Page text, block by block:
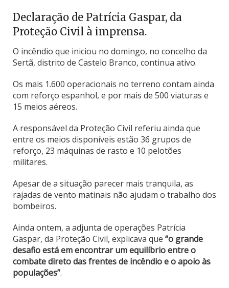
Declaração de Patrícia Gaspar, da
Proteção Civil à imprensa.
O incêndio que iniciou no domingo, no concelho da
Sertã, distrito de Castelo Branco, continua ativo.
Os mais 1.600 operacionais no terreno contam ainda
com reforço espanhol, e por mais de 500 viaturas e
15 meios aéreos.
A responsável da Proteção Civil referiu ainda que
entre os meios disponíveis estão 36 grupos de
reforço, 23 máquinas de rasto e 10 pelotões
militares.
Apesar de a situação parecer mais tranquila, as
rajadas de vento matinais não ajudam o trabalho dos
bombeiros.
Ainda ontem, a adjunta de operações Patrícia
Gaspar, da Proteção Civil, explicava que “o grande
desafio está em encontrar um equilíbrio entre o
combate direto das frentes de incêndio e o apoio às
populações”.